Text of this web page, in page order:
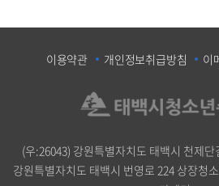
이용약관 개인정보취급방침 이
(우:26043) 강원특별자치도 태백시 천제
강원특별자치도 태백시 번영로 224 상장청